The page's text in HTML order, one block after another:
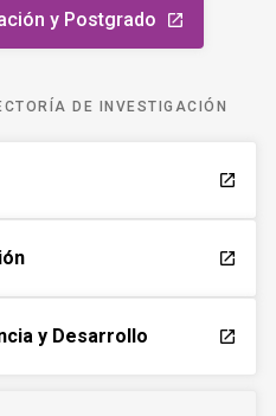
y Postgrado launch
DE INVESTIGACIÓN
launch
launch
y Desarrollo launch